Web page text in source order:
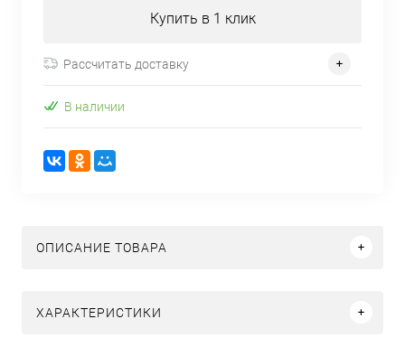
Купить в 1 клик
Рассчитать доставку
В наличии
ОПИСАНИЕ ТОВАРА
ХАРАКТЕРИСТИКИ